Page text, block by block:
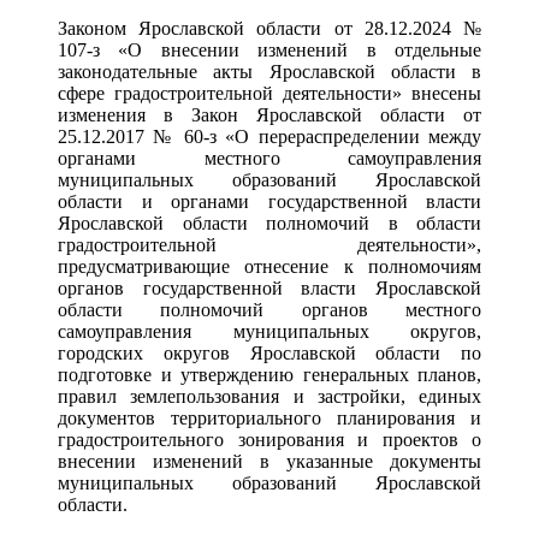
Законом Ярославской области от 28.12.2024 №
107-з «О внесении изменений в отдельные
законодательные акты Ярославской области в
сфере градостроительной деятельности» внесены
изменения в Закон Ярославской области от
25.12.2017 № 60-з «О перераспределении между
органами местного самоуправления
муниципальных образований Ярославской
области и органами государственной власти
Ярославской области полномочий в области
градостроительной деятельности»,
предусматривающие отнесение к полномочиям
органов государственной власти Ярославской
области полномочий органов местного
самоуправления муниципальных округов,
городских округов Ярославской области по
подготовке и утверждению генеральных планов,
правил землепользования и застройки, единых
документов территориального планирования и
градостроительного зонирования и проектов о
внесении изменений в указанные документы
муниципальных образований Ярославской
области.